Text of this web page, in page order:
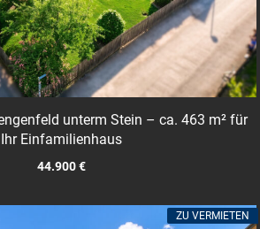
unterm Stein – ca. 463 m² für
Ihr Einfamilienhaus
44.900 €
ZU VERMIETEN